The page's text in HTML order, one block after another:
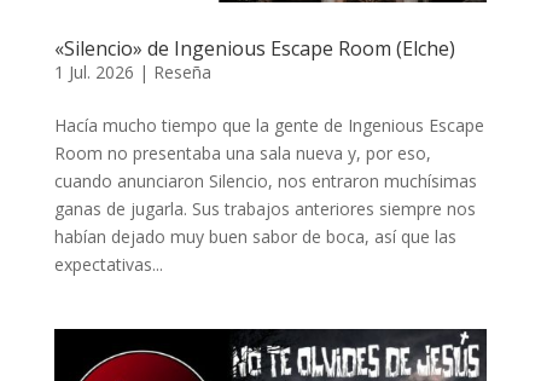
«Silencio» de Ingenious Escape Room (Elche)
1 Jul. 2026 | Reseña
Hacía mucho tiempo que la gente de Ingenious Escape
Room no presentaba una sala nueva y, por eso,
cuando anunciaron Silencio, nos entraron muchísimas
ganas de jugarla. Sus trabajos anteriores siempre nos
habían dejado muy buen sabor de boca, así que las
expectativas...